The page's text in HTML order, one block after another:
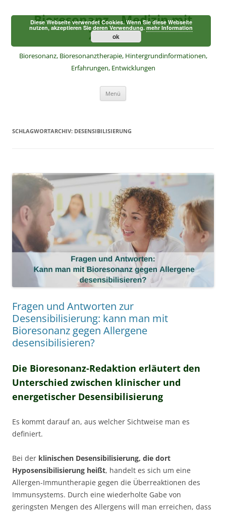
springenBioresonanz – Medizin mit
Zukunft
Bioresonanz, Bioresonanztherapie, Hintergrundinformationen,
Erfahrungen, Entwicklungen
Menü
SCHLAGWORTARCHIV: DESENSIBILISIERUNG
Fragen und Antworten zur
Desensibilisierung: kann man mit
Bioresonanz gegen Allergene
desensibilisieren?
Die Bioresonanz-Redaktion erläutert den
Unterschied zwischen klinischer und
energetischer Desensibilisierung
Es kommt darauf an, aus welcher Sichtweise man es
definiert.
Bei der klinischen Desensibilisierung, die dort
Hyposensibilisierung heißt, handelt es sich um eine
Allergen-Immuntherapie gegen die Überreaktionen des
Immunsystems. Durch eine wiederholte Gabe von
geringsten Mengen des Allergens will man erreichen, dass
Diese Webseite verwendet Cookies. Wenn Sie diese Webseite
nutzen, akzeptieren Sie deren Verwendung.mehr Information
ok